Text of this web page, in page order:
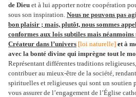
de Dieu et à lui apporter notre coopération
sous son inspiration. Nous ne pouvons pas
bon plaisir ; mais, plutôt, nous sommes
conformes aux lois subtiles mais
Créateur dans l’univers [loi naturelle] et à
avec la bonté divine qui imprègne tout le
Représentant différentes traditions
contribuer au mieux-être de la société,
spirituelles et religieuses qui sont un soutien
vous assurer de l’engagement de l’Église